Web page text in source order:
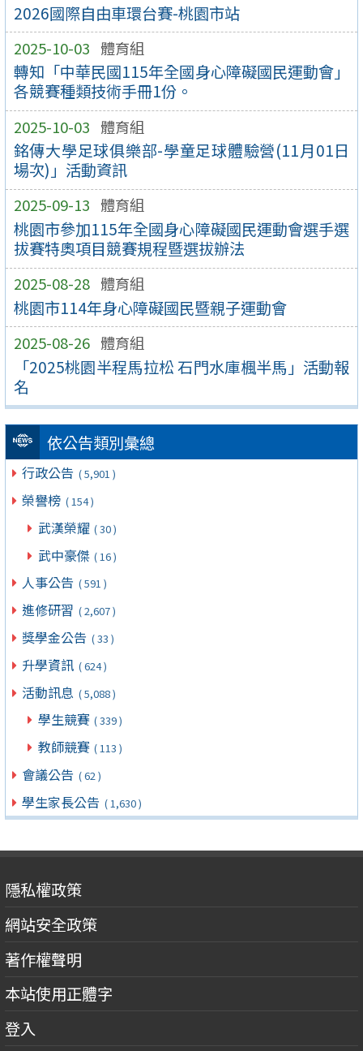
2026國際自由車環台賽-桃園市站
2025-10-03 體育組
轉知「中華民國115年全國身心障礙國民運動會」
各競賽種類技術手冊1份。
2025-10-03 體育組
銘傳大學足球俱樂部-學童足球體驗營(11月01日
場次)」活動資訊
2025-09-13 體育組
桃園市參加115年全國身心障礙國民運動會選手選
拔賽特奧項目競賽規程暨選拔辦法
2025-08-28 體育組
桃園市114年身心障礙國民暨親子運動會
2025-08-26 體育組
「2025桃園半程馬拉松 石門水庫楓半馬」活動報
名
依公告類別彙總
行政公告 ( 5,901 )
榮譽榜 ( 154 )
武漢榮耀 ( 30 )
武中豪傑 ( 16 )
人事公告 ( 591 )
進修研習 ( 2,607 )
獎學金公告 ( 33 )
升學資訊 ( 624 )
活動訊息 ( 5,088 )
學生競賽 ( 339 )
教師競賽 ( 113 )
會議公告 ( 62 )
學生家長公告 ( 1,630 )
隱私權政策
網站安全政策
著作權聲明
本站使用正體字
登入